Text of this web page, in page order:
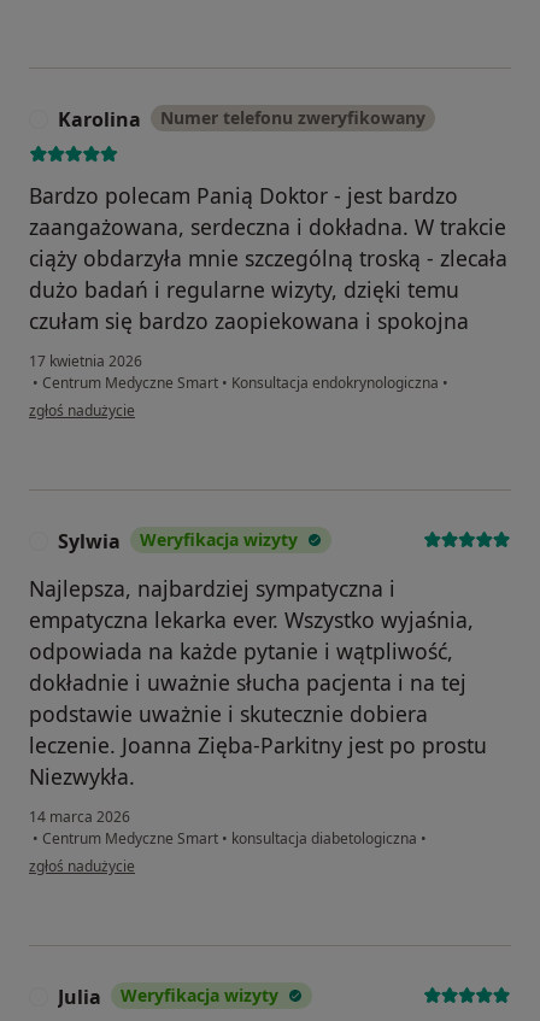
Karolina Numer telefonu zweryfikowany
Bardzo polecam Panią Doktor - jest bardzo
zaangażowana, serdeczna i dokładna. W trakcie
ciąży obdarzyła mnie szczególną troską - zlecała
dużo badań i regularne wizyty, dzięki temu
czułam się bardzo zaopiekowana i spokojna
17 kwietnia 2026
• Centrum Medyczne Smart • Konsultacja endokrynologiczna •
w opinii użytkownika Karolina
zgłoś nadużycie
Sylwia Weryfikacja wizyty
Najlepsza, najbardziej sympatyczna i
empatyczna lekarka ever. Wszystko wyjaśnia,
odpowiada na każde pytanie i wątpliwość,
dokładnie i uważnie słucha pacjenta i na tej
podstawie uważnie i skutecznie dobiera
leczenie. Joanna Zięba-Parkitny jest po prostu
Niezwykła.
14 marca 2026
• Centrum Medyczne Smart • konsultacja diabetologiczna •
w opinii użytkownika Sylwia
zgłoś nadużycie
Julia Weryfikacja wizyty